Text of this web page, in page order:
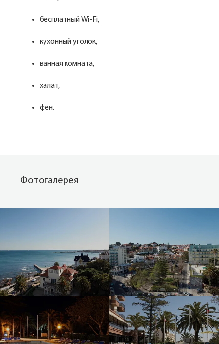
бесплатный Wi-Fi,
кухонный уголок,
ванная комната,
халат,
фен.
Фотогалерея